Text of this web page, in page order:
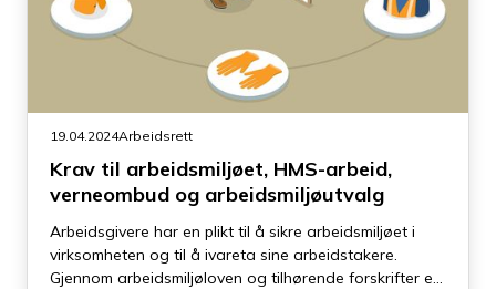
19.04.2024Arbeidsrett
Krav til arbeidsmiljøet, HMS-arbeid,
verneombud og arbeidsmiljøutvalg
Arbeidsgivere har en plikt til å sikre arbeidsmiljøet i
virksomheten og til å ivareta sine arbeidstakere.
Gjennom arbeidsmiljøloven og tilhørende forskrifter er